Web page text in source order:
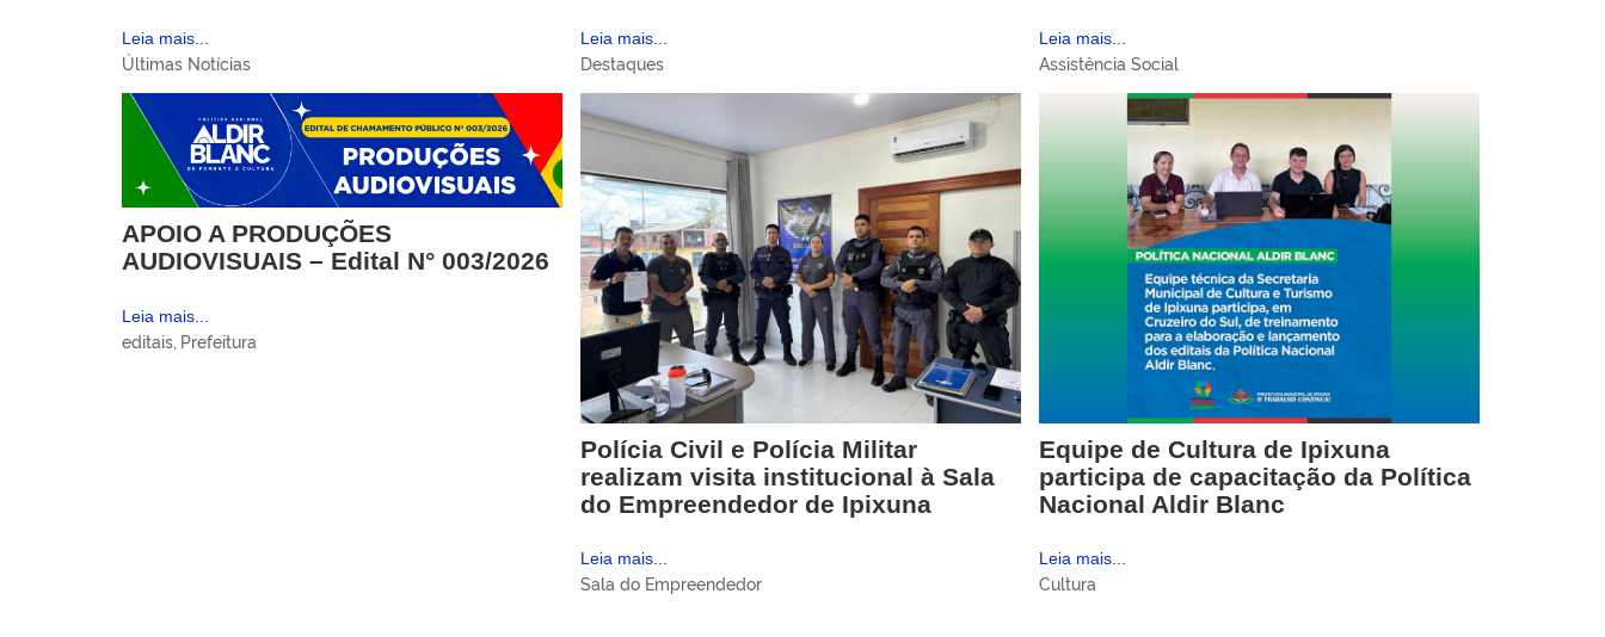
Leia mais...
Últimas Notícias
Leia mais...
Destaques
Leia mais...
Assistência Social
APOIO A PRODUÇÕES
AUDIOVISUAIS – Edital N° 003/2026
Leia mais...
editais Prefeitura
Polícia Civil e Polícia Militar
realizam visita institucional à Sala
do Empreendedor de Ipixuna
Leia mais...
Sala do Empreendedor
Equipe de Cultura de Ipixuna
participa de capacitação da Política
Nacional Aldir Blanc
Leia mais...
Cultura